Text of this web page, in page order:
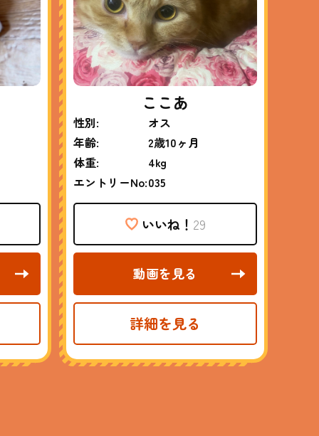
ここあ
性別:
オス
年齢:
2歳10ヶ月
体重:
4kg
エントリーNo:035
いいね！ 29
動画を見る
詳細を見る